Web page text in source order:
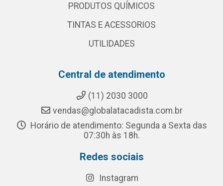
PRODUTOS QUÍMICOS
TINTAS E ACESSORIOS
UTILIDADES
Central de atendimento
(11) 2030 3000
vendas@globalatacadista.com.br
Horário de atendimento: Segunda a Sexta das
07:30h às 18h.
Redes sociais
Instagram